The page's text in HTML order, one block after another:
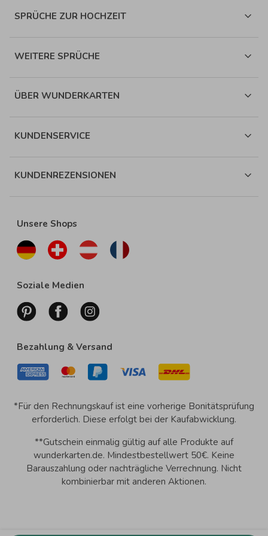
SPRÜCHE ZUR HOCHZEIT
WEITERE SPRÜCHE
ÜBER WUNDERKARTEN
KUNDENSERVICE
KUNDENREZENSIONEN
Unsere Shops
Soziale Medien
Bezahlung & Versand
*Für den Rechnungskauf ist eine vorherige Bonitätsprüfung
erforderlich. Diese erfolgt bei der Kaufabwicklung.
**Gutschein einmalig gültig auf alle Produkte auf
wunderkarten.de. Mindestbestellwert 50€. Keine
Barauszahlung oder nachträgliche Verrechnung. Nicht
kombinierbar mit anderen Aktionen.